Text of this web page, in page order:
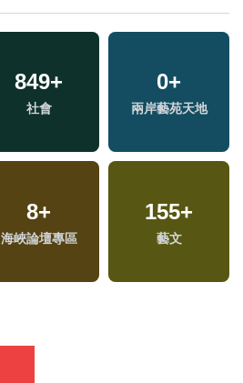
849+
社會
0+
兩岸藝苑天地
8+
海峽論壇專區
155+
藝文